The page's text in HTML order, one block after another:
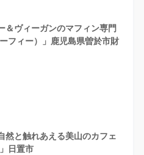
＆ヴィーガンのマフィン専門
フィー）」鹿児島県曽於市財
と触れあえる美山のカフェ
日置市